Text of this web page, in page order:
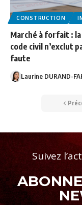
CONSTRUCTION
Marché à forfait :
code civil n’exclut
faute
Laurine DURAND-
Suivez